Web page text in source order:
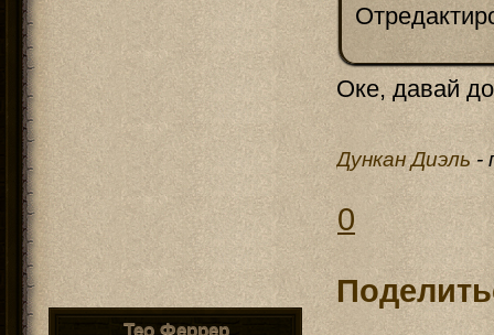
Оке, давай
Дункан Диэль-
0
Тео Феррер